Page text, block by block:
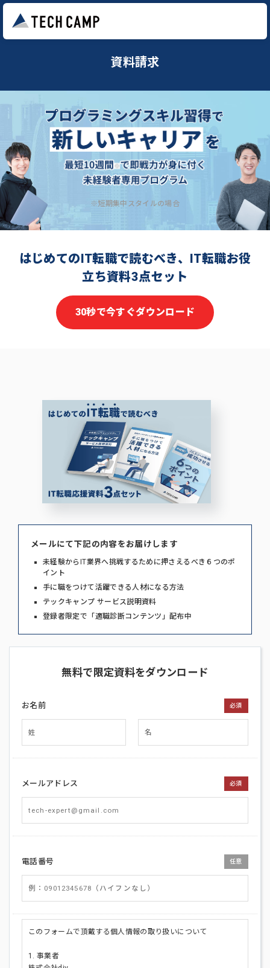
資料請求
※短期集中スタイルの場合
はじめてのIT転職で読むべき、IT転職お役
立ち資料3点セット
30秒で今すぐダウンロード
メールにて下記の内容をお届けします
未経験からIT業界へ挑戦するために押さえるべき６つのポ
イント
手に職をつけて活躍できる人材になる方法
テックキャンプ サービス説明資料
登録者限定で「適職診断コンテンツ」配布中
無料で限定資料をダウンロード
お名前 必須
メールアドレス 必須
電話番号 任意
このフォームで頂戴する個人情報の取り扱いについて
1. 事業者